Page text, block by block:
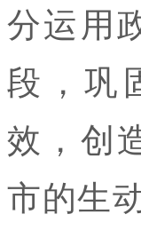
分运用
段，巩
效，创
市的生